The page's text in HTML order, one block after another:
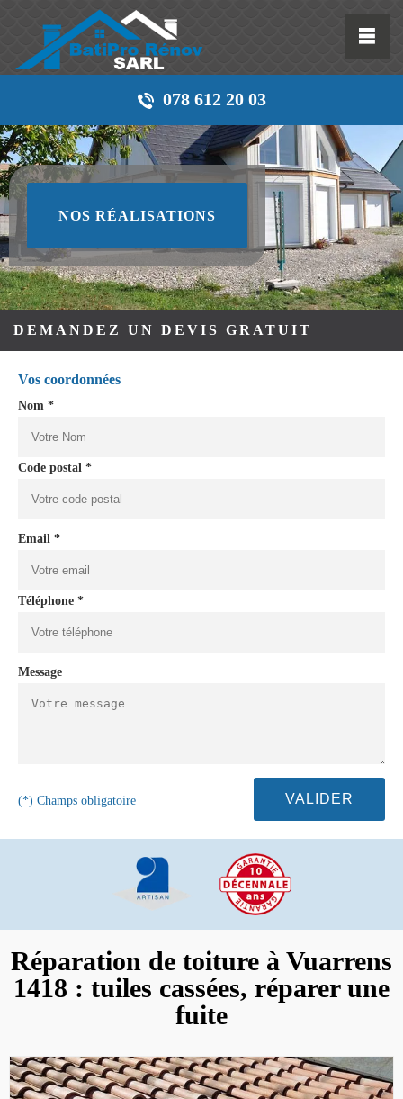
078 612 20 03
NOS RÉALISATIONS
DEMANDEZ UN DEVIS GRATUIT
Vos coordonnées
Nom *
Code postal *
Email *
Téléphone *
Message
(*) Champs obligatoire
Réparation de toiture à Vuarrens
1418 : tuiles cassées, réparer une
fuite